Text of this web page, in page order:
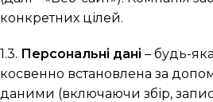
конкретних цілей.
1.3. Персональні дані – будь-
косвенно встановлена за
даними (включаючи збір,